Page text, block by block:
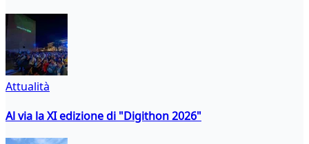
Attualità
Al via la XI edizione di "Digithon 2026"